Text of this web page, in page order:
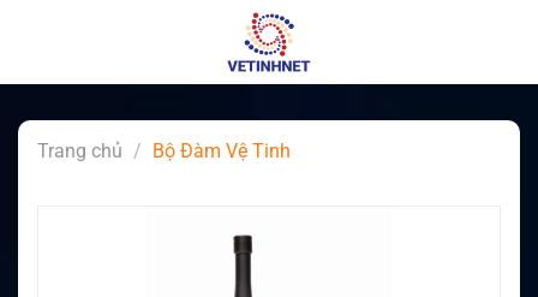
Trang chủ / Bộ Đàm Vệ Tinh